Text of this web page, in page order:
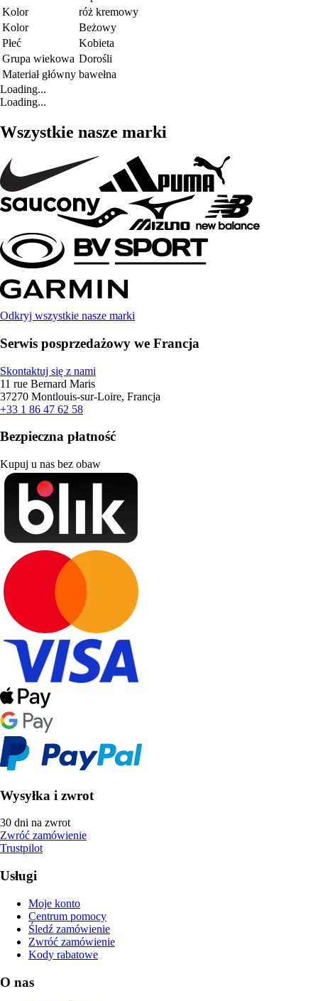
Kolor
róż kremowy
Kolor
Beżowy
Płeć
Kobieta
Grupa wiekowa Dorośli
Materiał główny bawełna
Loading...
Loading...
Wszystkie nasze marki
Odkryj wszystkie nasze marki
Serwis posprzedażowy we Francja
Skontaktuj się z nami
11 rue Bernard Maris
37270 Montlouis-sur-Loire, Francja
+33 1 86 47 62 58
Bezpieczna płatność
Kupuj u nas bez obaw
Wysyłka i zwrot
30 dni na zwrot
Zwróć zamówienie
Trustpilot
Usługi
Moje konto
Centrum pomocy
Śledź zamówienie
Zwróć zamówienie
Kody rabatowe
O nas